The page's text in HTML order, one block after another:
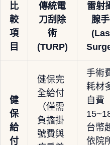
比
較
項
目
傳統電
刀刮除
術
(TURP)
雷射
腺
健
保
給
付
健保完
全給付
（僅需
負擔掛
號費與
手術
耗材
自費
台幣
依院